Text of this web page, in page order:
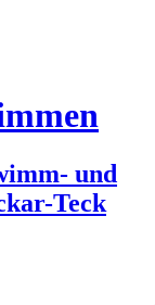
und
Teck